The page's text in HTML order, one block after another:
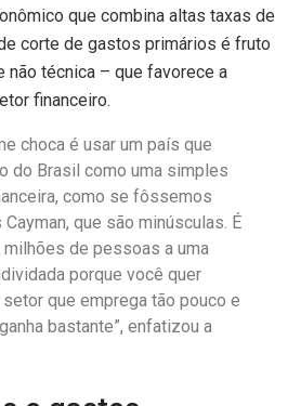
que combina altas taxas de
corte de gastos primários é fruto
técnica – que favorece a
financeiro.
choca é usar um país que
do Brasil como uma simples
como se fôssemos
que são minúsculas. É
milhões de pessoas a uma
porque você quer
que emprega tão pouco e
bastante”, enfatizou a